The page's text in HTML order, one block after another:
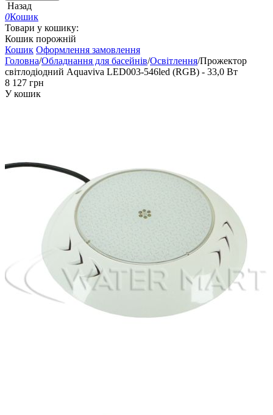
Назад
0Кошик
Товари у кошику:
Кошик порожній
Кошик Оформлення замовлення
Головна/Обладнання для басейнів/Освітлення/Прожектор
світлодіодний Aquaviva LED003-546led (RGB) - 33,0 Вт
‍8 127‍ грн
У кошик